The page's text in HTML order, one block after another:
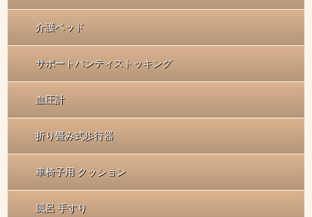
介護ベッド
サポートパンティストッキング
血圧計
折り畳み式歩行器
車椅子用 クッション
風呂 手すり